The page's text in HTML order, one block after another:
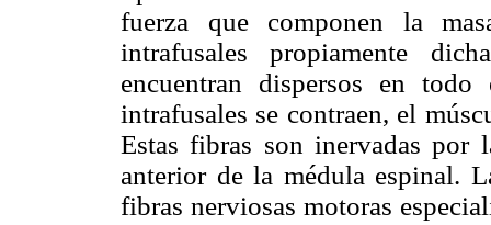
fuerza que componen la
intrafusales propiamente
encuentran dispersos en
intrafusales se contraen, el
Estas fibras son inervadas por
anterior de la médula espinal.
fibras nerviosas motoras